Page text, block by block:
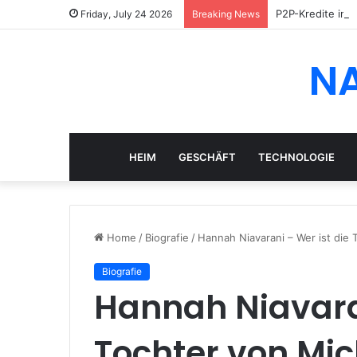
Friday, July 24 2026 Breaking News P2P-Kredite in
HEIM GESCHÄFT TECHNOLOGIE
Home / Biografie / Hannah Niavarani – Wer ist die
Biografie
Hannah